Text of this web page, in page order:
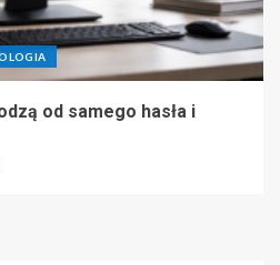
od samego hasła i